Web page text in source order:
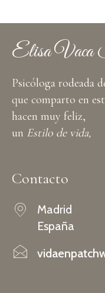
Elisa Vaca
Psicóloga rodeada
que comparto en
hacen muy feliz,
un Estilo de vida,
Contacto
Madrid
España